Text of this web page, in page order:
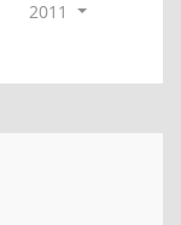
2011